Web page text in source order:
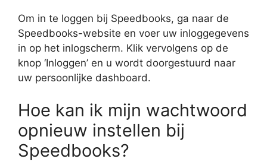
Om in te loggen bij Speedbooks, ga naar de
Speedbooks-website en voer uw inloggegevens
in op het inlogscherm. Klik vervolgens op de
knop ‘Inloggen’ en u wordt doorgestuurd naar
uw persoonlijke dashboard.
Hoe kan ik mijn wachtwoord
opnieuw instellen bij
Speedbooks?